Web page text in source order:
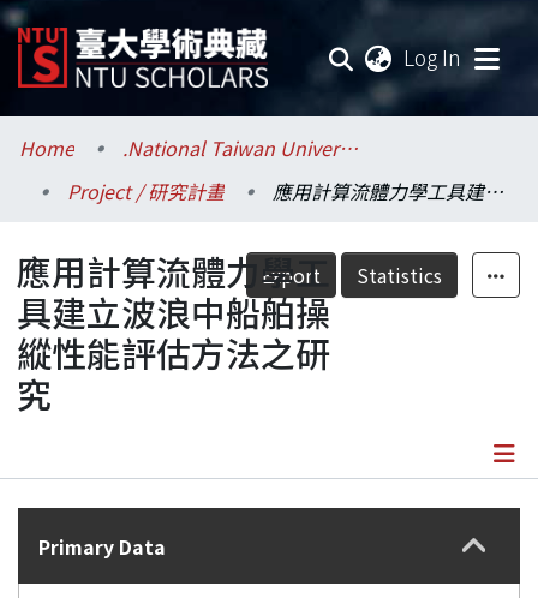
Log In
Communities & Collections
Research Outputs
Fundings & Projects
Researchers
Organizations
Home
.National Taiwan University / 國立臺灣大學
Project / 研究計畫
應用計算流體力學工具建立波浪中船舶操縱性能評估方法之研究
Export Statistics
應用計算流體力學工
具建立波浪中船舶操
縱性能評估方法之研
究
Details
Primary Data